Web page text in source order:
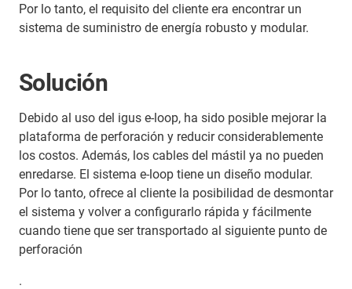
Por lo tanto, el requisito del cliente era encontrar un
sistema de suministro de energía robusto y modular.
Solución
Debido al uso del igus e-loop, ha sido posible mejorar la
plataforma de perforación y reducir considerablemente
los costos. Además, los cables del mástil ya no pueden
enredarse. El sistema e-loop tiene un diseño modular.
Por lo tanto, ofrece al cliente la posibilidad de desmontar
el sistema y volver a configurarlo rápida y fácilmente
cuando tiene que ser transportado al siguiente punto de
perforación
.